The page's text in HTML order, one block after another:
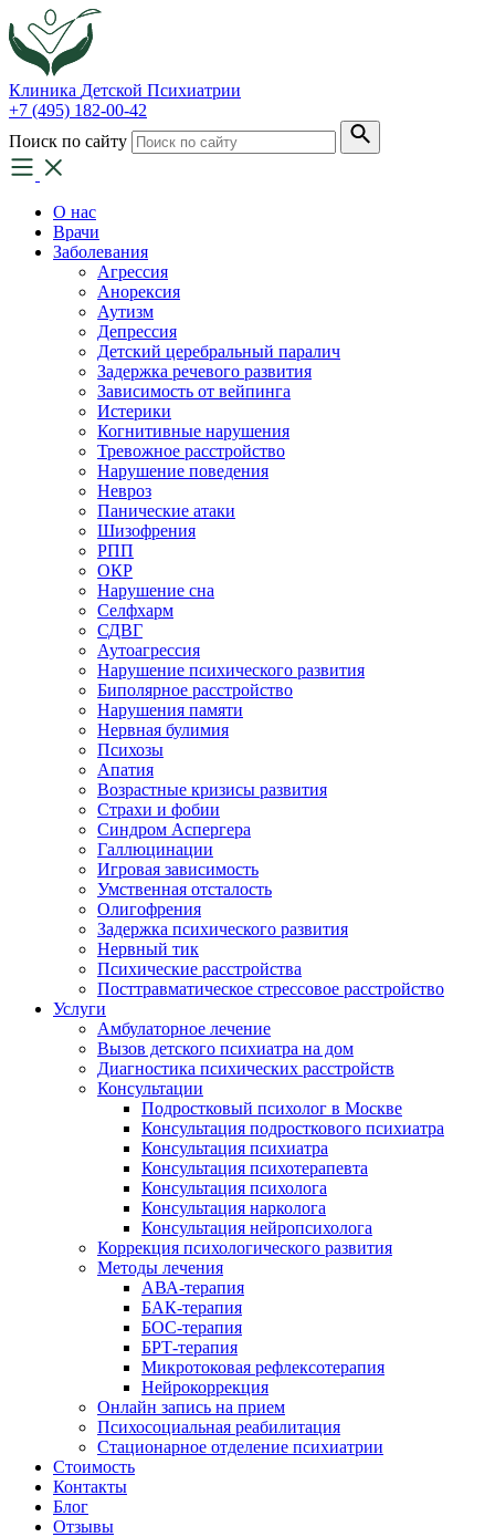
Клиника Детской Психиатрии
+7 (495) 182-00-42
Поиск по сайту
О нас
Врачи
Заболевания
Агрессия
Анорексия
Аутизм
Депрессия
Детский церебральный паралич
Задержка речевого развития
Зависимость от вейпинга
Истерики
Когнитивные нарушения
Тревожное расстройство
Нарушение поведения
Невроз
Панические атаки
Шизофрения
РПП
ОКР
Нарушение сна
Селфхарм
СДВГ
Аутоагрессия
Нарушение психического развития
Биполярное расстройство
Нарушения памяти
Нервная булимия
Психозы
Апатия
Возрастные кризисы развития
Страхи и фобии
Синдром Аспергера
Галлюцинации
Игровая зависимость
Умственная отсталость
Олигофрения
Задержка психического развития
Нервный тик
Психические расстройства
Посттравматическое стрессовое расстройство
Услуги
Амбулаторное лечение
Вызов детского психиатра на дом
Диагностика психических расстройств
Консультации
Подростковый психолог в Москве
Консультация подросткового психиатра
Консультация психиатра
Консультация психотерапевта
Консультация психолога
Консультация нарколога
Консультация нейропсихолога
Коррекция психологического развития
Методы лечения
АВА-терапия
БАК-терапия
БОС-терапия
БРТ-терапия
Микротоковая рефлексотерапия
Нейрокоррекция
Онлайн запись на прием
Психосоциальная реабилитация
Стационарное отделение психиатрии
Стоимость
Контакты
Блог
Отзывы